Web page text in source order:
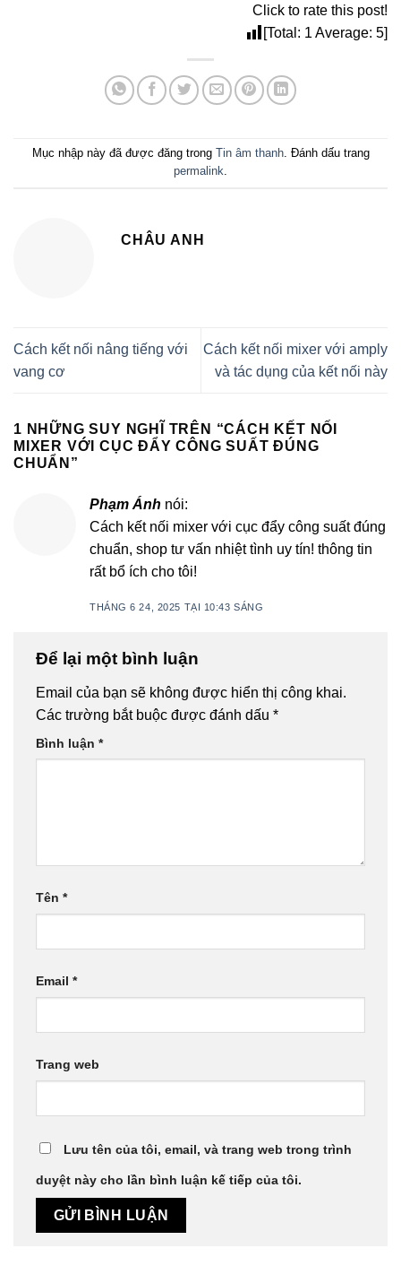
Click to rate this post!
[Total: 1 Average: 5]
Mục nhập này đã được đăng trong Tin âm thanh. Đánh dấu trang
permalink.
CHÂU ANH
Cách kết nối nâng tiếng với
vang cơ
Cách kết nối mixer với amply
và tác dụng của kết nối này
1 NHỮNG SUY NGHĨ TRÊN “CÁCH KẾT NỐI
MIXER VỚI CỤC ĐẨY CÔNG SUẤT ĐÚNG
CHUẨN ”
Phạm Ánh nói:
Cách kết nối mixer với cục đẩy công suất đúng
chuẩn, shop tư vấn nhiệt tình uy tín! thông tin
rất bổ ích cho tôi!
THÁNG 6 24, 2025 TẠI 10:43 SÁNG
Để lại một bình luận
Email của bạn sẽ không được hiển thị công khai.
Các trường bắt buộc được đánh dấu *
Bình luận *
Tên *
Email *
Trang web
Lưu tên của tôi, email, và trang web trong trình
duyệt này cho lần bình luận kế tiếp của tôi.